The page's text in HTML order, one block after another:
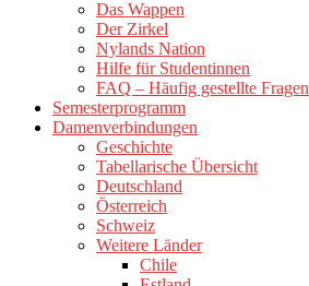
Das Wappen
Der Zirkel
Nylands Nation
Hilfe für Studentinnen
FAQ – Häufig gestellte Fragen
Semesterprogramm
Damenverbindungen
Geschichte
Tabellarische Übersicht
Deutschland
Österreich
Schweiz
Weitere Länder
Chile